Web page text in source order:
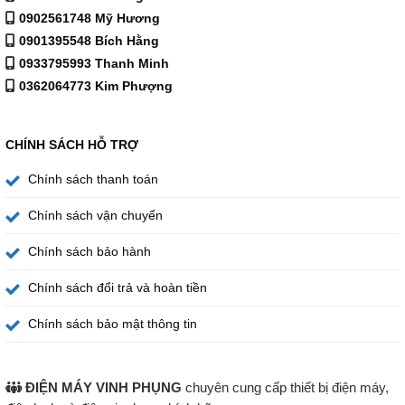
tiết kiệm điện hiệu quả. Đây là yếu tố
phẩm vận hành tối ưu trong thời gian dài.
Tính năng và tiện ích nổi bật của Tủ đông
0902561748 Mỹ Hương
0901395548 Bích Hằng
0933795993 Thanh Minh
0362064773 Kim Phượng
CHÍNH SÁCH HỖ TRỢ
Chính sách thanh toán
Chính sách vận chuyển
Chính sách bảo hành
Chính sách đổi trả và hoàn tiền
Chính sách bảo mật thông tin
ĐIỆN MÁY VINH PHỤNG chuyên cung cấp thiết bị điện máy,